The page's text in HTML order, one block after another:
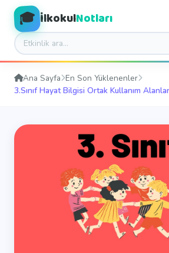
🎓 İlkokulNotları
Ana Sayfa En Son Yüklenenler
3.Sınıf Hayat Bilgisi Ortak Kullanım